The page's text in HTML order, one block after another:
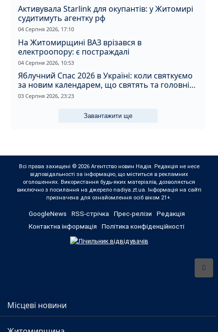
Активувала Starlink для окупантів: у Житомирі
судитимуть агентку рф
04 Серпня 2026, 17:10
На Житомирщині ВАЗ врізався в
електроопору: є постраждалі
04 Серпня 2026, 10:53
Яблучний Спас 2026 в Україні: коли святкуємо
за новим календарем, що святять та головні
прикмети дня
03 Серпня 2026, 23:23
Завантажити ще
Всі права захищені © 2026 Агентство новин Надія. Редакція не несе
відповідальності за інформацію, що міститься в рекламних
оголошеннях. Використання будь-яких матеріалів, дозволяється
виключно з посилання на джерело nadiya.zt.ua. Інформація на сайті
призначена для ознайомлення осіб віком 21+.
GoogleNews RSS-стрічка Прес-релізи
Редакція
Контактна інформація
Політика конфіденційності
Місцеві новини